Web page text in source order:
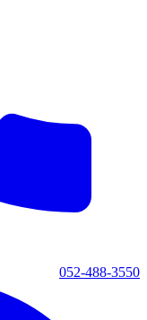
052-488-3550